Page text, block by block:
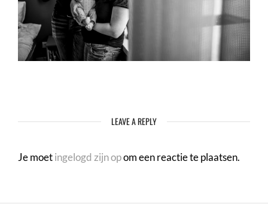
LEAVE A REPLY
Je moetingelogd zijn opom een reactie te plaatsen.